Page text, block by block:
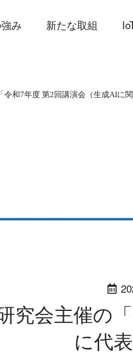
み 新たな取組
和7年度 第2回講演会（生成AIに
究会主催の
に代